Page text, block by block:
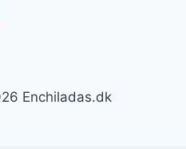
Enchiladas.dk